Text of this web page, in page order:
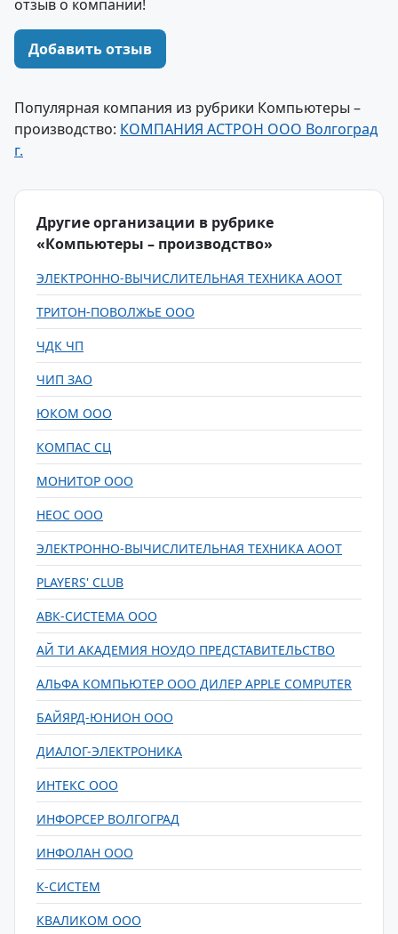
отзыв о компании!
Добавить отзыв
Популярная компания из рубрики Компьютеры –
производство: КОМПАНИЯ АСТРОН ООО Волгоград
г.
Другие организации в рубрике
«Компьютеры – производство»
ЭЛЕКТРОННО-ВЫЧИСЛИТЕЛЬНАЯ ТЕХНИКА АООТ
ТРИТОН-ПОВОЛЖЬЕ ООО
ЧДК ЧП
ЧИП ЗАО
ЮКОМ ООО
КОМПАС СЦ
МОНИТОР ООО
НЕОС ООО
ЭЛЕКТРОННО-ВЫЧИСЛИТЕЛЬНАЯ ТЕХНИКА АООТ
PLAYERS' CLUB
АВК-СИСТЕМА ООО
АЙ ТИ АКАДЕМИЯ НОУДО ПРЕДСТАВИТЕЛЬСТВО
АЛЬФА КОМПЬЮТЕР ООО ДИЛЕР APPLE COMPUTER
БАЙЯРД-ЮНИОН ООО
ДИАЛОГ-ЭЛЕКТРОНИКА
ИНТЕКС ООО
ИНФОРСЕР ВОЛГОГРАД
ИНФОЛАН ООО
К-СИСТЕМ
КВАЛИКОМ ООО